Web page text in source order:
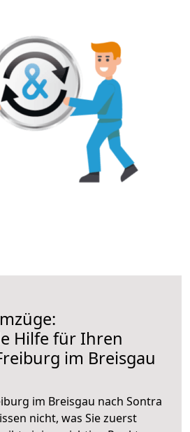
Hilfe für Ihren
im Breisgau
im Breisgau nach Sontra
nicht, was Sie zuerst